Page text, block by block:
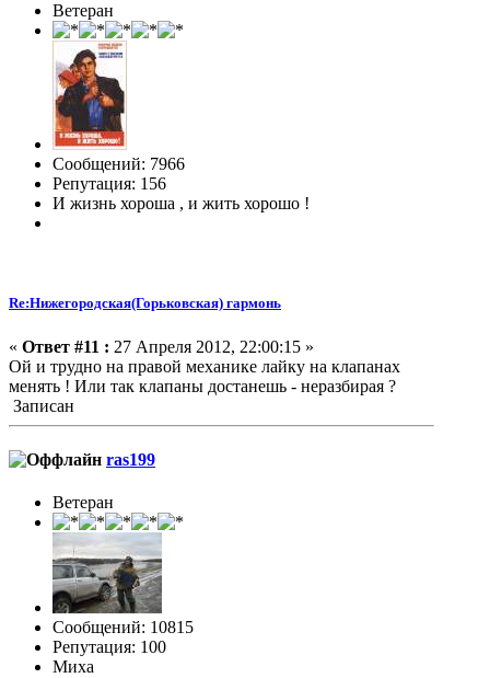
Ветеран
Сообщений: 7966
Репутация: 156
И жизнь хороша , и жить хорошо !
Re:Нижегородская(Горьковская) гармонь
« Ответ #11 : 27 Апреля 2012, 22:00:15 »
Ой и трудно на правой механике лайку на клапанах
менять ! Или так клапаны достанешь - неразбирая ?
Записан
ras199
Ветеран
Сообщений: 10815
Репутация: 100
Миха